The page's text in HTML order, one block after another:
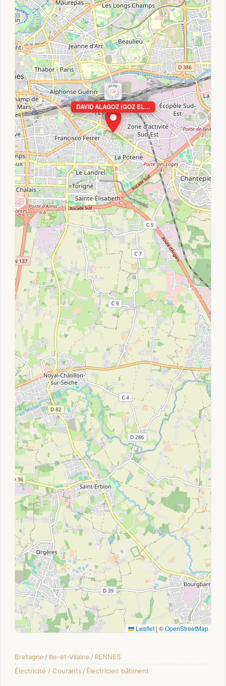
DAVID ALAGOZ (GOZ EL…
Leaflet | ©OpenStreetMap
Bretagne / Ille-et-Vilaine / RENNES
Électricité / Courants / Électricien bâtiment